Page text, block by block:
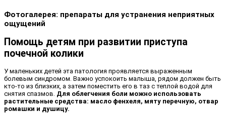
Фотогалерея: препараты для устранения неприятных
ощущений
Помощь детям при развитии приступа
почечной колики
У маленьких детей эта патология проявляется выраженным
болевым синдромом. Важно успокоить малыша, рядом должен быть
кто-то из близких, а затем поместить его в таз с теплой водой для
снятия спазмов. Для облегчения боли можно использовать
растительные средства: масло фенхеля, мяту перечную, отвар
ромашки и душицу.